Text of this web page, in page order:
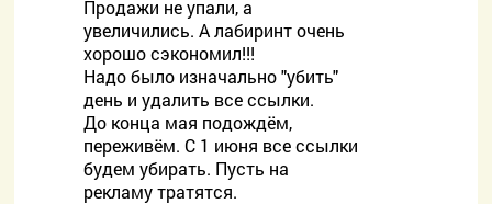
Продажи не упали, а
увеличились. А лабиринт очень
хорошо сэкономил!!!
Надо было изначально "убить"
день и удалить все ссылки.
До конца мая подождём,
переживём. С 1 июня все ссылки
будем убирать. Пусть на
рекламу тратятся.